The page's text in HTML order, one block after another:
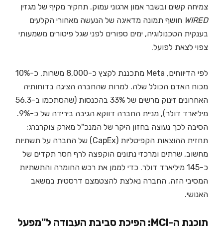
צמיחה קשים ובשבר אמון ארגוני עמוק. תחקיר מקיף של מגזין
WIRED חושף תמונה מדאיגה של הנעשה מאחורי הקלעים
בענקית הטכנולוגיה, ימים ספורים לפני שגל פיטורים משמעותי
צפוי לצאת לפועל.
לפי הדיווחים, Meta מתכננת לקצץ כ-8,000 משרות, כ-10%
מכוח האדם הכולל שלה. למרות שהחברה הציגה בדוחותיה
האחרונים זינוק מרשים של 33% בהכנסות (שהסתכמו ב-56.3
מיליארד דולר), מניית החברה דווקא הגיבה בירידה של כ-9%.
הסיבה לכך נעוצה בחזון היקר של המנכ"ל מארק צוקרברג:
תחזית ההוצאות הקפיטליות (CapEx) של החברה על תשתיות
מחשוב, שרתים ומרכזי נתונים הוקפצה לרף חסר תקדים של
כ-145 מיליארד דולר. כדי לממן את רכש החומרה והתשתיות
המסיבי הזה, החברה נאלצת להצטמצם דרסטית במשאב
האנושי.
תוכנת ה-MCI: הפיכת סביבת העבודה ל"מפעל